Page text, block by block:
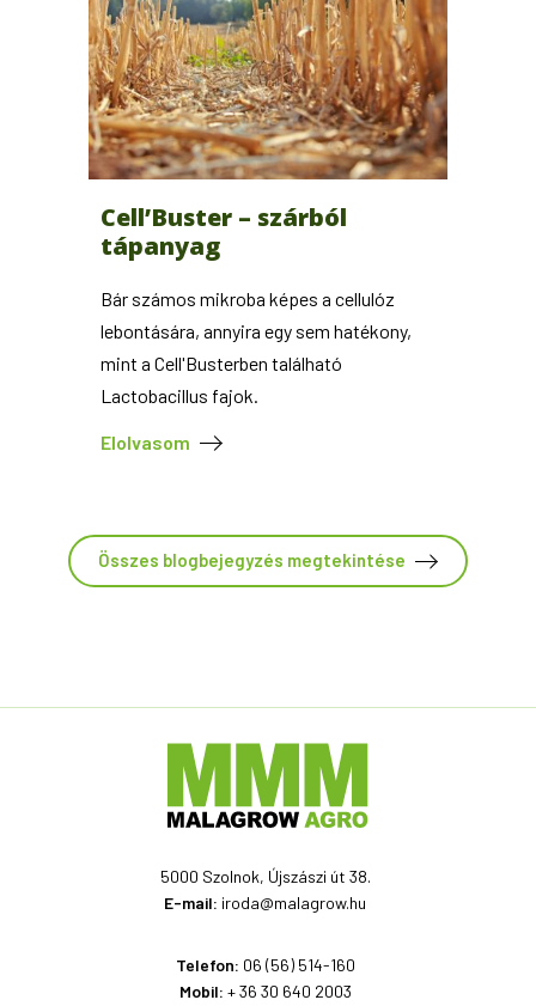
Cell’Buster – szárból
tápanyag
Bár számos mikroba képes a cellulóz
lebontására, annyira egy sem hatékony,
mint a Cell'Busterben található
Lactobacillus fajok.
Elolvasom
Összes blogbejegyzés megtekintése
5000 Szolnok, Újszászi út 38.
E-mail: iroda@malagrow.hu
Telefon: 06 (56) 514-160
Mobil: + 36 30 640 2003